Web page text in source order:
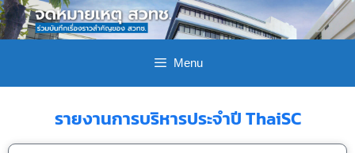
Menu
รายงานการบริหารประจำปี ThaiSC